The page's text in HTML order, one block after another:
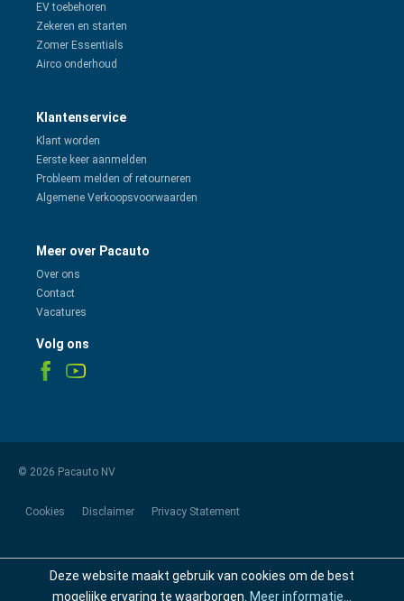
EV toebehoren
Zekeren en starten
Zomer Essentials
Airco onderhoud
Klantenservice
Klant worden
Eerste keer aanmelden
Probleem melden of retourneren
Algemene Verkoopsvoorwaarden
Meer over Pacauto
Over ons
Contact
Vacatures
Volg ons
© 2026 Pacauto NV
Cookies Disclaimer Privacy Statement
Deze website maakt gebruik van cookies om de best
mogelijke ervaring te waarborgen. Meer informatie...